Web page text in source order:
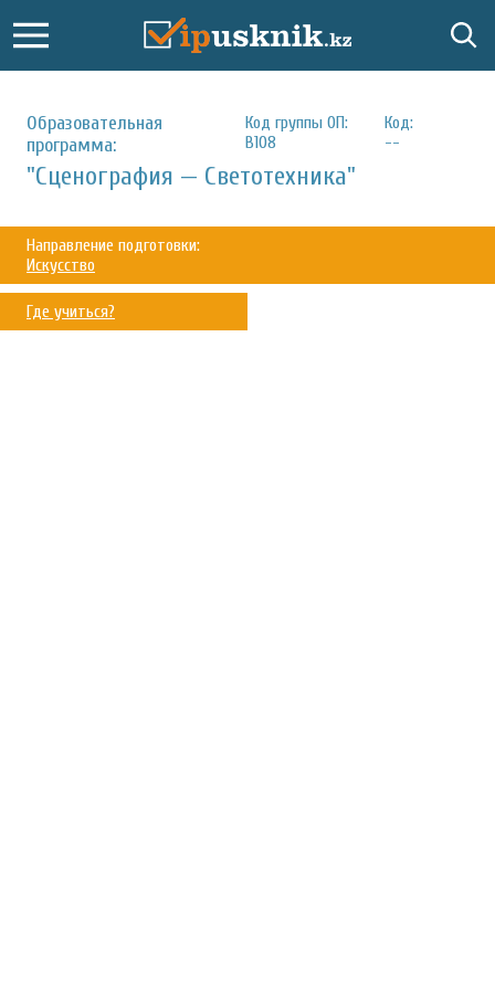
Образовательная
программа:
Код группы ОП:
B108
Код:
--
"Сценография — Светотехника"
Направление подготовки:
Искусство
Где учиться?